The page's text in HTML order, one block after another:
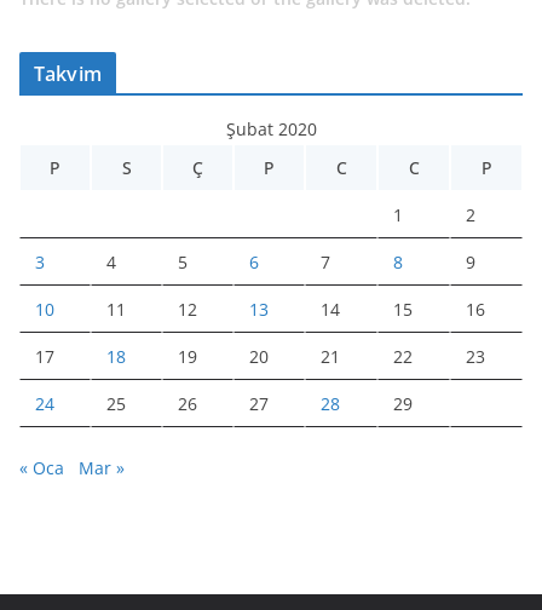
Takvim
Şubat 2020
P
S Ç P C C P
1 2
3 4 5 6 7 8 9
10 11 12 13 14 15 16
17 18 19 20 21 22 23
24 25 26 27 28 29
« Oca Mar »